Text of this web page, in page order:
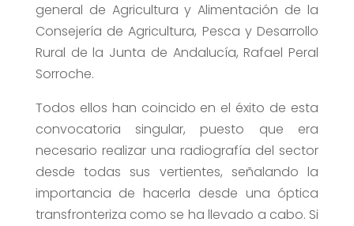
general de Agricultura y Alimentación de la
Consejería de Agricultura, Pesca y Desarrollo
Rural de la Junta de Andalucía, Rafael Peral
Sorroche.
Todos ellos han coincido en el éxito de esta
convocatoria singular, puesto que era
necesario realizar una radiografía del sector
desde todas sus vertientes, señalando la
importancia de hacerla desde una óptica
transfronteriza como se ha llevado a cabo. Si